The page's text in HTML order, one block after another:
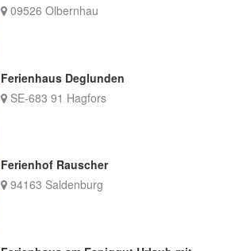
09526 Olbernhau
Ferienhaus Deglunden
SE-683 91 Hagfors
Ferienhof Rauscher
94163 Saldenburg